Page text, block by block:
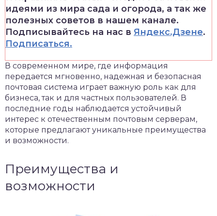
идеями из мира сада и огорода, а так же
полезных советов в нашем канале.
Подписывайтесь на нас в Яндекс.Дзене.
Подписаться.
В современном мире, где информация
передается мгновенно, надежная и безопасная
почтовая система играет важную роль как для
бизнеса, так и для частных пользователей. В
последние годы наблюдается устойчивый
интерес к отечественным почтовым серверам,
которые предлагают уникальные преимущества
и возможности.
Преимущества и
возможности